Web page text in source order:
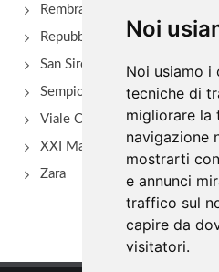
Noi
Noi usiamo i
tecniche di
migliorare la
navigazione
mostrarti
e annunci
traffico sul
capire da
visitatori.
Rembrant
Repubblica
San Siro - Via Novara
Sempione
Viale Certosa
XXI Marzo
Zara